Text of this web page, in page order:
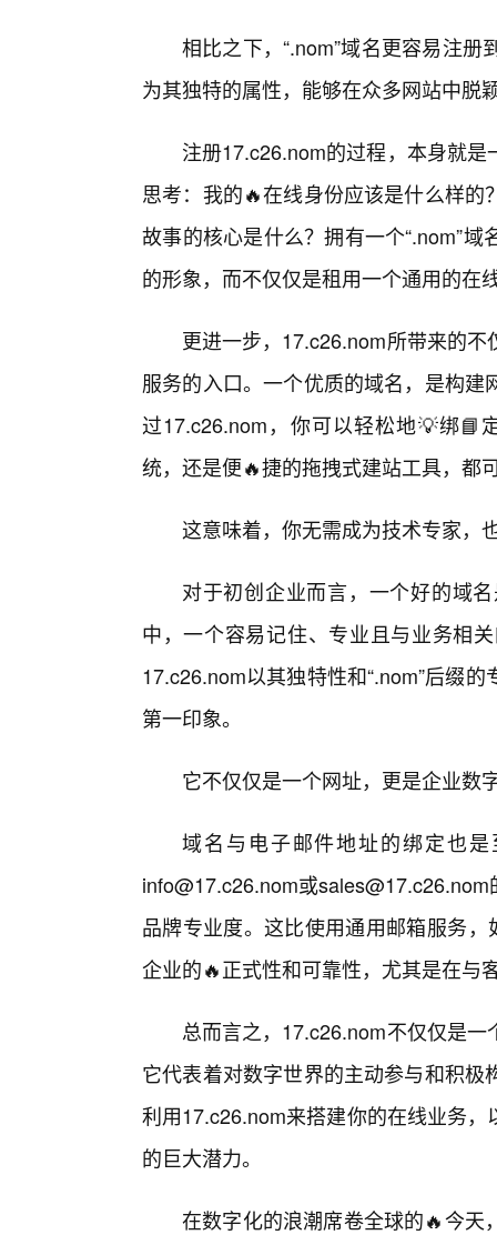
相比之下，“.nom”域名更容易注
为其独特的属性，能够在众多网站中脱
注册17.c26.nom的过程，本身就
思考：我的🔥在线身份应该是什么样
故事的核心是什么？拥有一个“.nom”
的形象，而不仅仅是租用一个通用的在
更进一步，17.c26.nom所带来的
服务的入口。一个优质的域名，是构
过17.c26.nom，你可以轻松地💡绑📘
统，还是便🔥捷的拖拽式建站工具，都
这意味着，你无需成为技术专家，
对于初创企业而言，一个好的域
中，一个容易记住、专业且与业务相
17.c26.nom以其独特性和“.nom”后缀
第一印象。
它不仅仅是一个网址，更是企业数
域名与电子邮件地址的绑定也
info@17.c26.nom或
品牌专业度。这比使用通用邮箱服务
企业的🔥正式性和可靠性，尤其是在与
总而言之，17.c26.nom不仅仅是
它代表着对数字世界的主动参与和积
利用17.c26.nom来搭建你的在线业务
的巨大潜力。
在数字化的浪潮席卷全球的🔥今天